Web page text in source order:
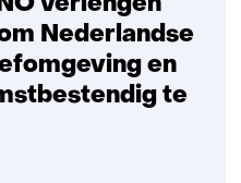
verlengen
Nederlandse
en
te